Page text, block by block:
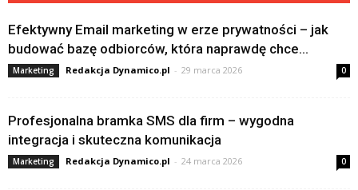
Efektywny Email marketing w erze prywatności – jak
budować bazę odbiorców, która naprawdę chce...
Marketing Redakcja Dynamico.pl - 29 marca 2026 0
Profesjonalna bramka SMS dla firm – wygodna
integracja i skuteczna komunikacja
Marketing Redakcja Dynamico.pl - 24 marca 2026 0